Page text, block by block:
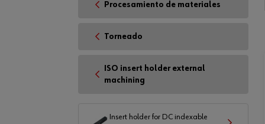
Procesamiento de materiales
Torneado
ISO insert holder external
machining
Insert holder for DC indexable